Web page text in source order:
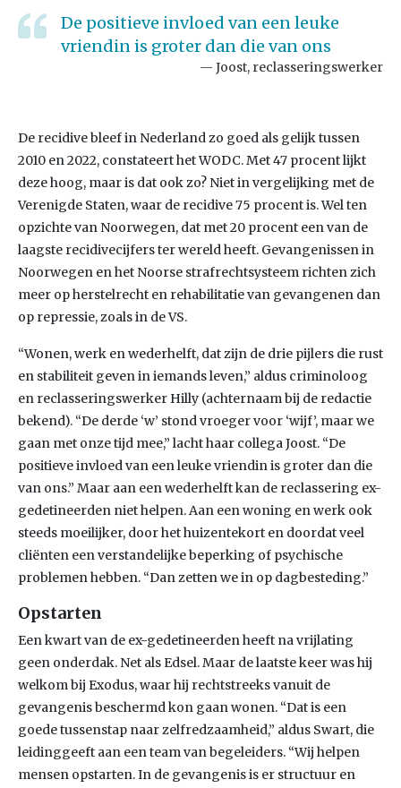
De positieve invloed van een leuke
vriendin is groter dan die van ons
Joost, reclasseringswerker
De recidive bleef in Nederland zo goed als gelijk tussen
2010 en 2022, constateert het WODC. Met 47 procent lijkt
deze hoog, maar is dat ook zo? Niet in vergelijking met de
Verenigde Staten, waar de recidive 75 procent is. Wel ten
opzichte van Noorwegen, dat met 20 procent een van de
laagste recidivecijfers ter wereld heeft. Gevangenissen in
Noorwegen en het Noorse strafrechtsysteem richten zich
meer op herstelrecht en rehabilitatie van gevangenen dan
op repressie, zoals in de VS.
“Wonen, werk en wederhelft, dat zijn de drie pijlers die rust
en stabiliteit geven in iemands leven,” aldus criminoloog
en reclasseringswerker Hilly (achternaam bij de redactie
bekend). “De derde ‘w’ stond vroeger voor ‘wijf’, maar we
gaan met onze tijd mee,” lacht haar collega Joost. “De
positieve invloed van een leuke vriendin is groter dan die
van ons.” Maar aan een wederhelft kan de reclassering ex-
gedetineerden niet helpen. Aan een woning en werk ook
steeds moeilijker, door het huizentekort en doordat veel
cliënten een verstandelijke beperking of psychische
problemen hebben. “Dan zetten we in op dagbesteding.”
Opstarten
Een kwart van de ex-gedetineerden heeft na vrijlating
geen onderdak. Net als Edsel. Maar de laatste keer was hij
welkom bij Exodus, waar hij rechtstreeks vanuit de
gevangenis beschermd kon gaan wonen. “Dat is een
goede tussenstap naar zelfredzaamheid,” aldus Swart, die
leidinggeeft aan een team van begeleiders. “Wij helpen
mensen opstarten. In de gevangenis is er structuur en